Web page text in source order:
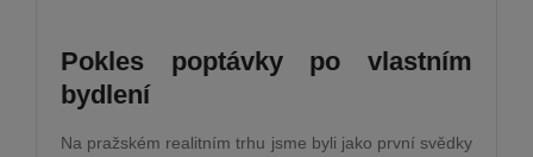
Pokles poptávky po vlastním
bydlení
Na pražském realitním trhu jsme byli jako první svědky